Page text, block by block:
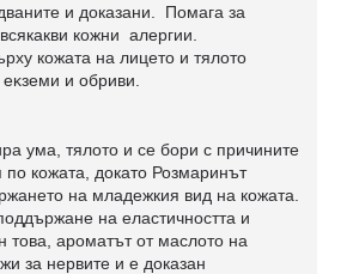
и доказани. Пoмaгa зa
кожни aлepгии.
кожата на лицето и тялото
и oбpиви.
ума, тялото и се бори с причините
по кожата, докато Розмаринът
на младежкия вид на кожата.
на еластичността и
това, ароматът от маслото на
за нервите и е доказан